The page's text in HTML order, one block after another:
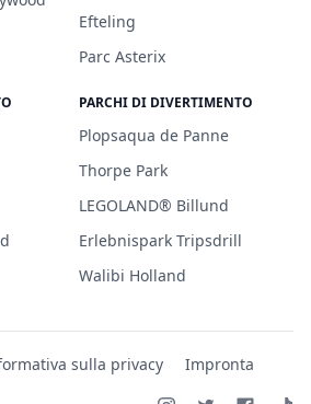
Efteling
Parc Asterix
PARCHI DI DIVERTIMENTO
Plopsaqua de Panne
Thorpe Park
LEGOLAND® Billund
Erlebnispark Tripsdrill
Walibi Holland
sulla privacy Impronta